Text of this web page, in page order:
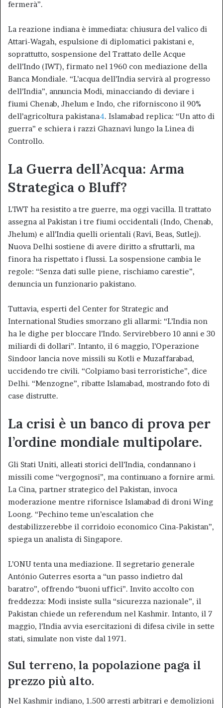
fermerà”.
La reazione indiana è immediata: chiusura del valico di
Attari-Wagah, espulsione di diplomatici pakistani e,
soprattutto, sospensione del Trattato delle Acque
dell’Indo (IWT), firmato nel 1960 con mediazione della
Banca Mondiale. “L’acqua dell’India servirà al progresso
dell’India”, annuncia Modi, minacciando di deviare i
fiumi Chenab, Jhelum e Indo, che riforniscono il 90%
dell’agricoltura pakistana4. Islamabad replica: “Un atto di
guerra” e schiera i razzi Ghaznavi lungo la Linea di
Controllo.
La Guerra dell’Acqua: Arma
Strategica o Bluff?
L’IWT ha resistito a tre guerre, ma oggi vacilla. Il trattato
assegna al Pakistan i tre fiumi occidentali (Indo, Chenab,
Jhelum) e all’India quelli orientali (Ravi, Beas, Sutlej).
Nuova Delhi sostiene di avere diritto a sfruttarli, ma
finora ha rispettato i flussi. La sospensione cambia le
regole: “Senza dati sulle piene, rischiamo carestie”,
denuncia un funzionario pakistano.
Tuttavia, esperti del Center for Strategic and
International Studies smorzano gli allarmi: “L’India non
ha le dighe per bloccare l’Indo. Servirebbero 10 anni e 30
miliardi di dollari”. Intanto, il 6 maggio, l’Operazione
Sindoor lancia nove missili su Kotli e Muzaffarabad,
uccidendo tre civili. “Colpiamo basi terroristiche”, dice
Delhi. “Menzogne”, ribatte Islamabad, mostrando foto di
case distrutte.
La crisi è un banco di prova per
l’ordine mondiale multipolare.
Gli Stati Uniti, alleati storici dell’India, condannano i
missili come “vergognosi”, ma continuano a fornire armi.
La Cina, partner strategico del Pakistan, invoca
moderazione mentre rifornisce Islamabad di droni Wing
Loong. “Pechino teme un’escalation che
destabilizzerebbe il corridoio economico Cina-Pakistan”,
spiega un analista di Singapore.
L’ONU tenta una mediazione. Il segretario generale
António Guterres esorta a “un passo indietro dal
baratro”, offrendo “buoni uffici”. Invito accolto con
freddezza: Modi insiste sulla “sicurezza nazionale”, il
Pakistan chiede un referendum nel Kashmir. Intanto, il 7
maggio, l’India avvia esercitazioni di difesa civile in sette
stati, simulate non viste dal 1971.
Sul terreno, la popolazione paga il
prezzo più alto.
Nel Kashmir indiano, 1.500 arresti arbitrari e demolizioni